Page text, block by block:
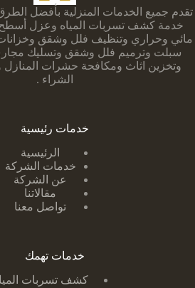
تقدم جميع الخدمات المنزلية بأفضل
خدمة كشف تسربات المياه وعزل
مائي وحراري وتنظيف فلل وشقق
سبلت وترميم فلل وشقق وتسليك
وتخزين اثاث ومكافحة حشرات
الشراء .
خدمات رئيسية
الرئيسية
خدمات الشركة
عن الشركة
مقالاتنا
تواصل معنا
خدمات تهمك
كشف تسربات ا